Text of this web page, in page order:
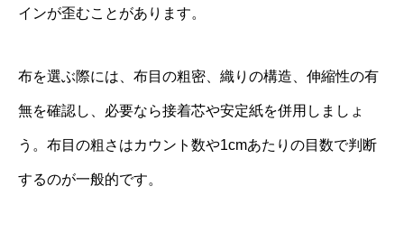
インが歪むことがあります。
布を選ぶ際には、布目の粗密、織りの構造、伸縮性の有
無を確認し、必要なら接着芯や安定紙を併用しましょ
う。布目の粗さはカウント数や1cmあたりの目数で判断
するのが一般的です。